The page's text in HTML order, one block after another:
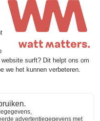
sociale media deelt het
content die de
Watt Matters in de
de
waar technische en
en referenties
syndici en